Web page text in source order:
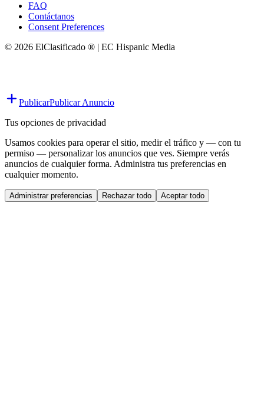
FAQ
Contáctanos
Consent Preferences
© 2026 ElClasificado ® | EC Hispanic Media
PublicarPublicar Anuncio
Tus opciones de privacidad
Usamos cookies para operar el sitio, medir el tráfico y — con tu
permiso — personalizar los anuncios que ves. Siempre verás
anuncios de cualquier forma. Administra tus preferencias en
cualquier momento.
Administrar preferencias Rechazar todo Aceptar todo